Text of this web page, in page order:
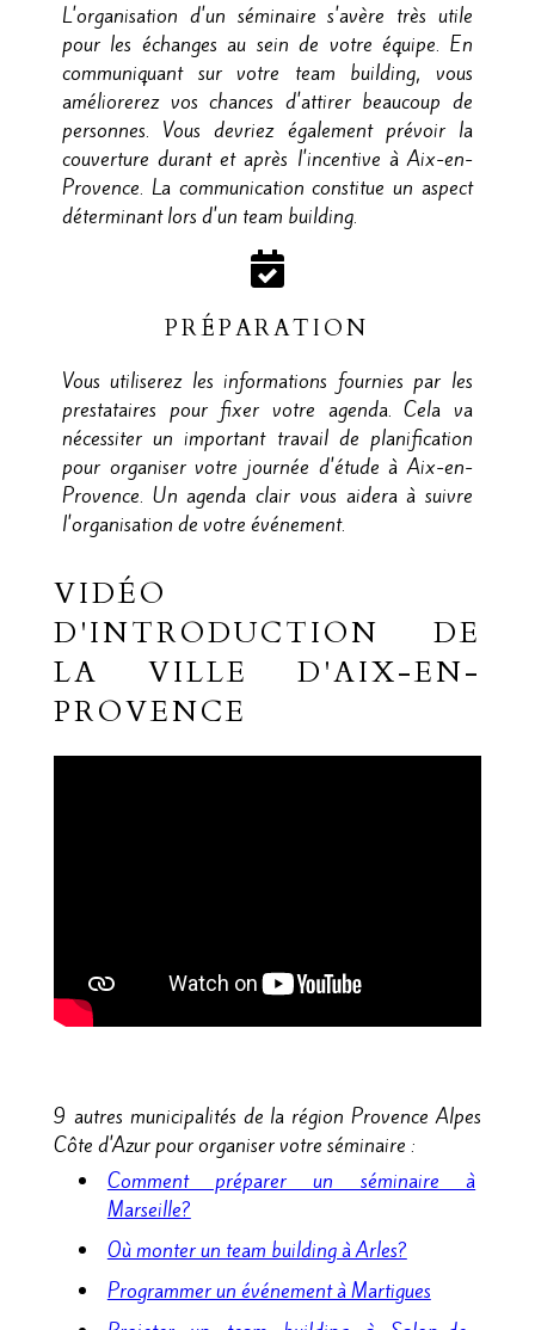
L'organisation d'un séminaire s'avère très utile
pour les échanges au sein de votre équipe. En
communiquant sur votre team building, vous
améliorerez vos chances d'attirer beaucoup de
personnes. Vous devriez également prévoir la
couverture durant et après l'incentive à Aix-en-
Provence. La communication constitue un aspect
déterminant lors d'un team building.
PRÉPARATION
Vous utiliserez les informations fournies par les
prestataires pour fixer votre agenda. Cela va
nécessiter un important travail de planification
pour organiser votre journée d'étude à Aix-en-
Provence. Un agenda clair vous aidera à suivre
l'organisation de votre événement.
VIDÉO
D'INTRODUCTION DE
LA VILLE D'AIX-EN-
PROVENCE
9 autres municipalités de la région Provence Alpes
Côte d'Azur pour organiser votre séminaire :
Comment préparer un séminaire à
Marseille?
Où monter un team building à Arles?
Programmer un événement à Martigues